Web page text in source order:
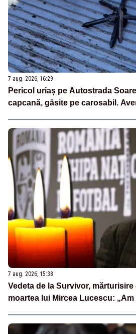
7 aug. 2026, 16:29
Pericol uriaș pe Autostrada
capcană, găsite pe carosabil.
7 aug. 2026, 15:38
Vedeta de la Survivor,
moartea lui Mircea Lucescu: „Am